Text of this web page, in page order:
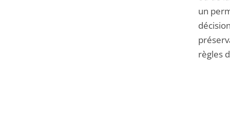
un
règles